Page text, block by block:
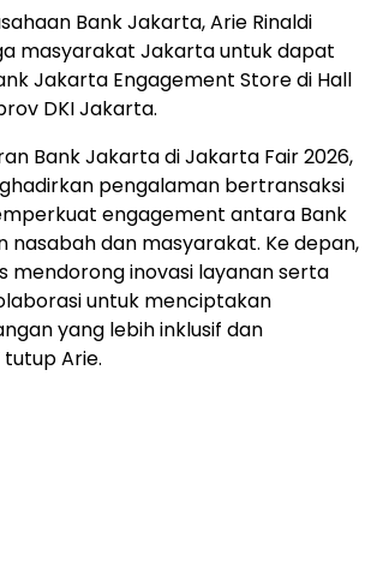
Bank Jakarta, Arie Rinaldi
masyarakat Jakarta untuk dapat
Jakarta Engagement Store di Hall
DKI Jakarta.
Bank Jakarta di Jakarta Fair 2026,
pengalaman bertransaksi
engagement antara Bank
nasabah dan masyarakat. Ke depan,
mendorong inovasi layanan serta
untuk menciptakan
yang lebih inklusif dan
Arie.